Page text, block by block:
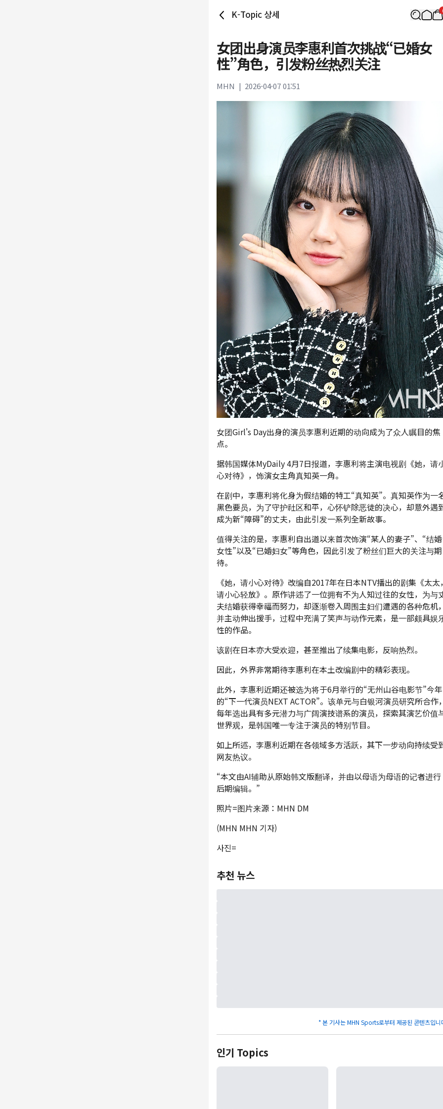
K-Topic 상세
女团出身演员李惠利首次挑战“已婚女
性”角色，引发粉丝热烈关注
MHN | 2026-04-07 01:51
女团Girl's Day出身的演员李惠利近期的动向成为了众人瞩目的焦
点。
据韩国媒体MyDaily 4月7日报道，李惠利将主演电视剧《她，请
心对待》，饰演女主角真知英一角。
在剧中，李惠利将化身为假结婚的特工“真知英”。真知英作为一
黑色要员，为了守护社区和平，心怀铲除恶徒的决心，却意外遇
成为新“障碍”的丈夫，由此引发一系列全新故事。
值得关注的是，李惠利自出道以来首次饰演“某人的妻子”、“结婚
女性”以及“已婚妇女”等角色，因此引发了粉丝们巨大的关注与期
待。
《她，请小心对待》改编自2017年在日本NTV播出的剧集《太太
请小心轻放》。原作讲述了一位拥有不为人知过往的女性，为与
夫结婚获得幸福而努力，却逐渐卷入周围主妇们遭遇的各种危机
并主动伸出援手，过程中充满了笑声与动作元素，是一部颇具娱
性的作品。
该剧在日本亦大受欢迎，甚至推出了续集电影，反响热烈。
因此，外界非常期待李惠利在本土改编剧中的精彩表现。
此外，李惠利近期还被选为将于6月举行的“无州山谷电影节”今年
的“下一代演员NEXT ACTOR”。该单元与白银河演员研究所合作
每年选出具有多元潜力与广阔演技谱系的演员，探索其演艺价值
世界观，是韩国唯一专注于演员的特别节目。
如上所述，李惠利近期在各领域多方活跃，其下一步动向持续受
网友热议。
“本文由AI辅助从原始韩文版翻译，并由以母语为母语的记者进行
后期编辑。”
照片=图片来源：MHN DM
(MHN MHN 기자)
사진=
추천 뉴스
* 본 기사는 MHN Sports로부터 제공된 콘텐츠입니
인기 Topics